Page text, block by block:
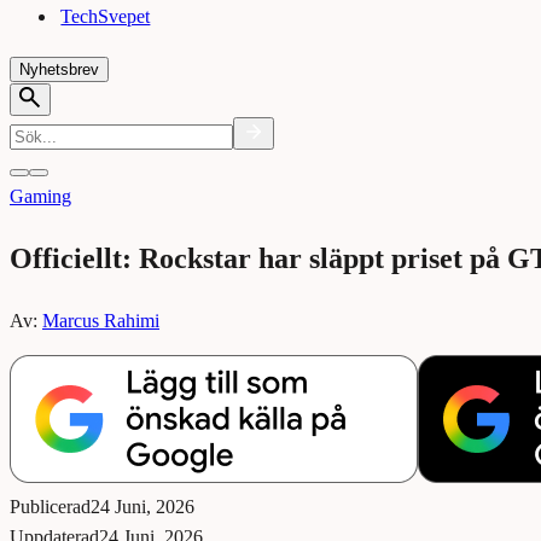
TechSvepet
Nyhetsbrev
Gaming
Officiellt: Rockstar har släppt priset på
Av: Marcus Rahimi
Publicerad24 Juni, 2026